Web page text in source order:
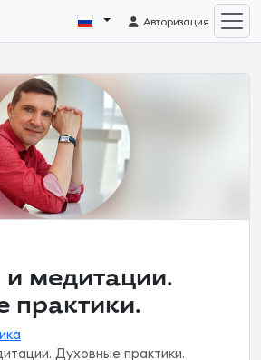
Авторизация
медитации.
практики.
Духовные практики.